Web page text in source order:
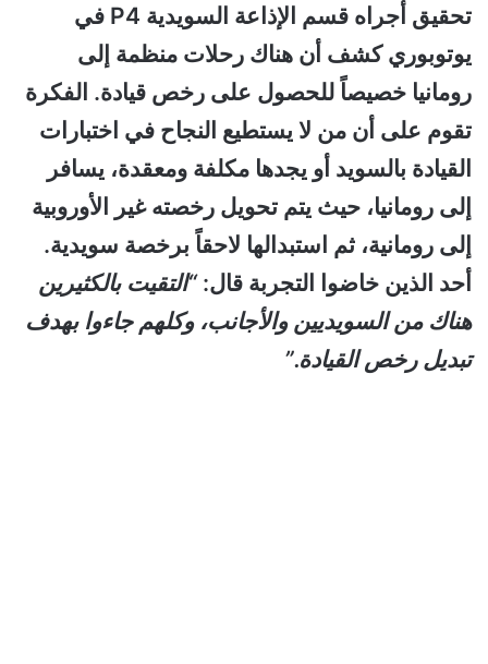
تحقيق أجراه قسم الإذاعة السويدية P4 في
يوتوبوري كشف أن هناك رحلات منظمة إلى
رومانيا خصيصاً للحصول على رخص قيادة. الفكرة
تقوم على أن من لا يستطيع النجاح في اختبارات
القيادة بالسويد أو يجدها مكلفة ومعقدة، يسافر
إلى رومانيا، حيث يتم تحويل رخصته غير الأوروبية
إلى رومانية، ثم استبدالها لاحقاً برخصة سويدية.
أحد الذين خاضوا التجربة قال:“التقيت بالكثيرين
هناك من السويديين والأجانب، وكلهم جاءوا بهدف
تبديل رخص القيادة.”